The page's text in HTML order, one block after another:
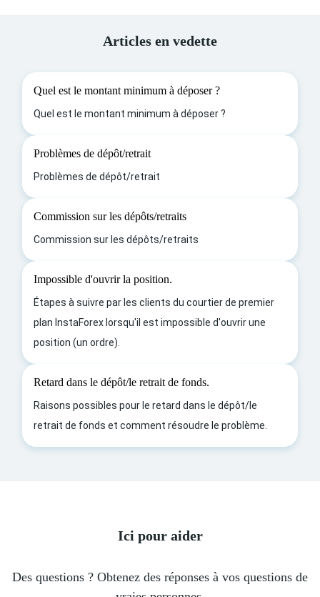
Articles en vedette
Quel est le montant minimum à déposer ?
Quel est le montant minimum à déposer ?
Problèmes de dépôt/retrait
Problèmes de dépôt/retrait
Commission sur les dépôts/retraits
Commission sur les dépôts/retraits
Impossible d'ouvrir la position.
Étapes à suivre par les clients du courtier de premier
plan InstaForex lorsqu'il est impossible d'ouvrir une
position (un ordre).
Retard dans le dépôt/le retrait de fonds.
Raisons possibles pour le retard dans le dépôt/le
retrait de fonds et comment résoudre le problème.
Ici pour aider
Des questions ? Obtenez des réponses à vos questions de